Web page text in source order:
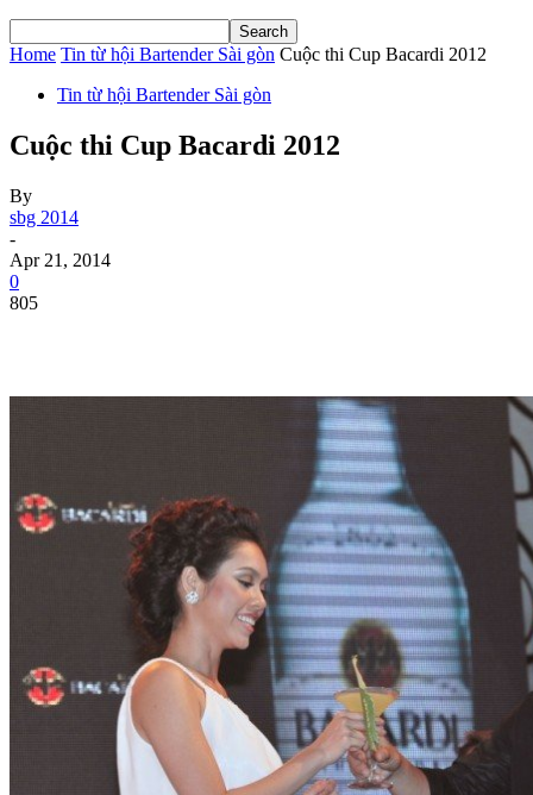
Home Tin từ hội Bartender Sài gòn Cuộc thi Cup Bacardi 2012
Tin từ hội Bartender Sài gòn
Cuộc thi Cup Bacardi 2012
By
sbg 2014
-
Apr 21, 2014
0
805